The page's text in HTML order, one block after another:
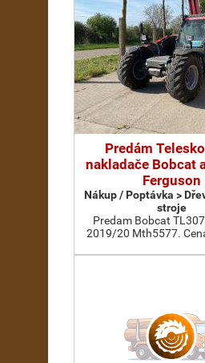
Predám
nakladače Bobcat
Ferguson
Nákup / Poptávka >
stroje
Predam Bobcat
2019/20 Mth5577.